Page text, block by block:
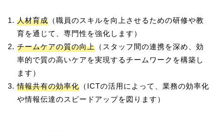
人材育成 （職員のスキルを向上させるための研修や教
育を通じて、専門性を強化します）
チームケアの質の向上 （スタッフ間の連携を深め、効
率的で質の高いケアを実現するチームワークを構築し
ます）
情報共有の効率化 （ICTの活用によって、業務の効率化
や情報伝達のスピードアップを図ります）